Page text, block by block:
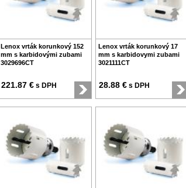
Lenox vrták korunkový 152
mm s karbidovými zubami
3029696CT
221.87 € s DPH
Lenox vrták korunkový 17
mm s karbidovymi zubami
3021111CT
28.88 € s DPH